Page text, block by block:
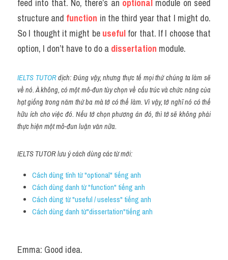
feed into that. No, there’s an optional module on seed
structure and function in the third year that I might do.
So I thought it might be useful for that. If I choose that
option, I don’t have to do a dissertation module.
IELTS TUTOR dịch: Đúng vậy, nhưng thực tế mọi thứ chúng ta làm sẽ
về nó. À không, có một mô-đun tùy chọn về cấu trúc và chức năng của
hạt giống trong năm thứ ba mà tớ có thể làm. Vì vậy, tớ nghĩ nó có thể
hữu ích cho việc đó. Nếu tớ chọn phương án đó, thì tớ sẽ không phải
thực hiện một mô-đun luận văn nữa.
IELTS TUTOR lưu ý cách dùng các từ mới:
Cách dùng tính từ "optional" tiếng anh
Cách dùng danh từ "function" tiếng anh
Cách dùng từ "useful / useless" tiếng anh
Cách dùng danh từ"dissertation"tiếng anh
Emma: Good idea.